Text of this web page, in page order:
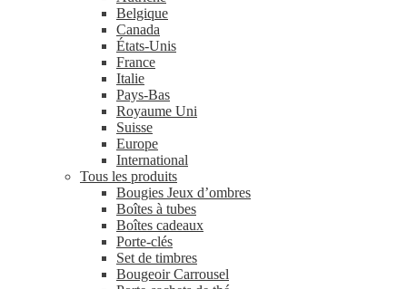
Belgique
Canada
États-Unis
France
Italie
Pays-Bas
Royaume Uni
Suisse
Europe
International
Tous les produits
Bougies Jeux d’ombres
Boîtes à tubes
Boîtes cadeaux
Porte-clés
Set de timbres
Bougeoir Carrousel